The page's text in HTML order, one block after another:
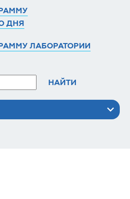
ДНЯ
ЛАБОРАТОРИИ
НАЙТИ